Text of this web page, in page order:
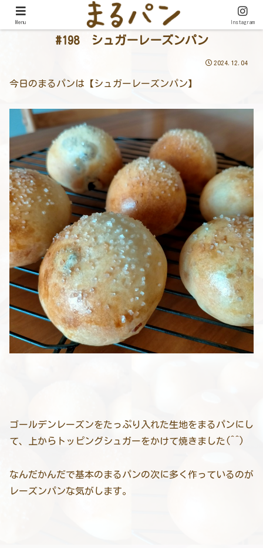
#198 シュガーレーズンパン
2024.12.04
今日のまるパンは【シュガーレーズンパン】
ゴールデンレーズンをたっぷり入れた生地をまるパンにし
て、上からトッピングシュガーをかけて焼きました(^^)
なんだかんだで基本のまるパンの次に多く作っているのが
レーズンパンな気がします。
Menu Instagram